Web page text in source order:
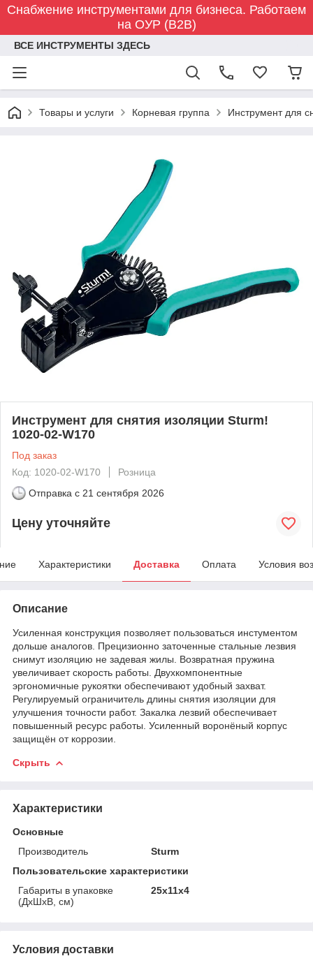
Снабжение инструментами для бизнеса. Работаем
на ОУР (B2B)
ВСЕ ИНСТРУМЕНТЫ ЗДЕСЬ
Товары и услуги Корневая группа Инструмент для
Инструмент для снятия изоляции Sturm!
1020-02-W170
Под заказ
Код: 1020-02-W170
Розница
Отправка с 21 сентября 2026
Цену уточняйте
Характеристики Доставка Оплата Условия
Описание
Усиленная конструкция позволяет пользоваться инстументом
дольше аналогов. Прецизионно заточенные стальные лезвия
снимут изоляцию не задевая жилы. Возвратная пружина
увеличивает скорость работы. Двухкомпонентные
эргономичные рукоятки обеспечивают удобный захват.
Регулируемый ограничитель длины снятия изоляции для
улучшения точности работ. Закалка лезвий обеспечивает
повышенный ресурс работы. Усиленный воронёный корпус
защищён от коррозии.
Скрыть
Характеристики
Основные
Производитель
Sturm
Пользовательские характеристики
Габариты в упаковке
(ДхШхВ, см)
25x11x4
Условия доставки